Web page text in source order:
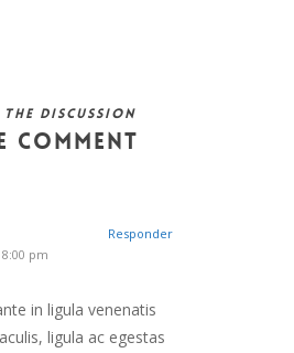
discussion
Comment
pm
in ligula venenatis
ligula ac egestas
Responder